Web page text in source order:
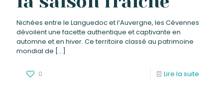
Nichées entre le Languedoc et l’Auvergne, les Cévennes
dévoilent une facette authentique et captivante en
automne et en hiver. Ce territoire classé au patrimoine
mondial de […]
0 Lire la suite